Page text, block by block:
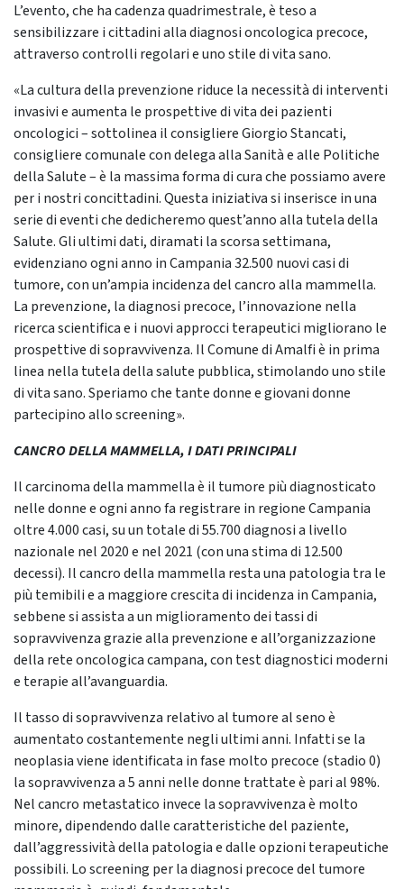
L’evento, che ha cadenza quadrimestrale, è teso a
sensibilizzare i cittadini alla diagnosi oncologica precoce,
attraverso controlli regolari e uno stile di vita sano.
«La cultura della prevenzione riduce la necessità di interventi
invasivi e aumenta le prospettive di vita dei pazienti
oncologici – sottolinea il consigliere Giorgio Stancati,
consigliere comunale con delega alla Sanità e alle Politiche
della Salute – è la massima forma di cura che possiamo avere
per i nostri concittadini. Questa iniziativa si inserisce in una
serie di eventi che dedicheremo quest’anno alla tutela della
Salute. Gli ultimi dati, diramati la scorsa settimana,
evidenziano ogni anno in Campania 32.500 nuovi casi di
tumore, con un’ampia incidenza del cancro alla mammella.
La prevenzione, la diagnosi precoce, l’innovazione nella
ricerca scientifica e i nuovi approcci terapeutici migliorano le
prospettive di sopravvivenza. Il Comune di Amalfi è in prima
linea nella tutela della salute pubblica, stimolando uno stile
di vita sano. Speriamo che tante donne e giovani donne
partecipino allo screening».
CANCRO DELLA MAMMELLA, I DATI PRINCIPALI
Il carcinoma della mammella è il tumore più diagnosticato
nelle donne e ogni anno fa registrare in regione Campania
oltre 4.000 casi, su un totale di 55.700 diagnosi a livello
nazionale nel 2020 e nel 2021 (con una stima di 12.500
decessi). Il cancro della mammella resta una patologia tra le
più temibili e a maggiore crescita di incidenza in Campania,
sebbene si assista a un miglioramento dei tassi di
sopravvivenza grazie alla prevenzione e all’organizzazione
della rete oncologica campana, con test diagnostici moderni
e terapie all’avanguardia.
Il tasso di sopravvivenza relativo al tumore al seno è
aumentato costantemente negli ultimi anni. Infatti se la
neoplasia viene identificata in fase molto precoce (stadio 0)
la sopravvivenza a 5 anni nelle donne trattate è pari al 98%.
Nel cancro metastatico invece la sopravvivenza è molto
minore, dipendendo dalle caratteristiche del paziente,
dall’aggressività della patologia e dalle opzioni terapeutiche
possibili. Lo screening per la diagnosi precoce del tumore